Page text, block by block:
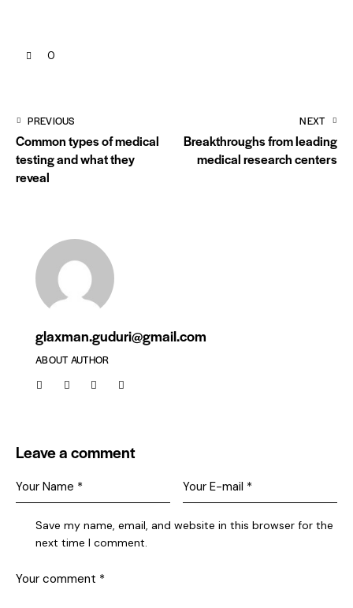
0
PREVIOUS
Common types of medical
testing and what they
reveal
NEXT
Breakthroughs from leading
medical research centers
glaxman.guduri@gmail.com
ABOUT AUTHOR
Leave a comment
Save my name, email, and website in this browser for the
next time I comment.